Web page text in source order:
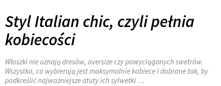
Styl Italian chic, czyli pełnia
kobiecości
Włoszki nie uznają dresów, oversize czy powyciąganych swetrów.
Wszystko, co wybierają jest maksymalnie kobiece i dobrane tak, by
podkreślić najważniejsze atuty ich sylwetki …